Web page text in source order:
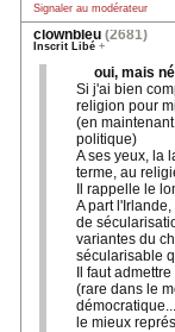
Signaler au modérateur
clownbleu (2681)
Inscrit Libé +
oui, mais
Si j'ai bien
religion pour
(en
politique)
A ses yeux, la
terme, au
Il rappelle le
A part
de
variantes du
sécularisable
Il faut
(rare dans le
le mieux